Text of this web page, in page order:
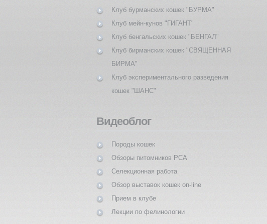
Клуб бурманских кошек "БУРМА"
Клуб мейн-кунов "ГИГАНТ"
Клуб бенгальских кошек "БЕНГАЛ"
Клуб бирманских кошек "СВЯЩЕННАЯ
БИРМА"
Клуб экспериментального разведения
кошек "ШАНС"
Видеоблог
Породы кошек
Обзоры питомников PCA
Селекционная работа
Обзор выставок кошек on-line
Прием в клубе
Лекции по фелинологии